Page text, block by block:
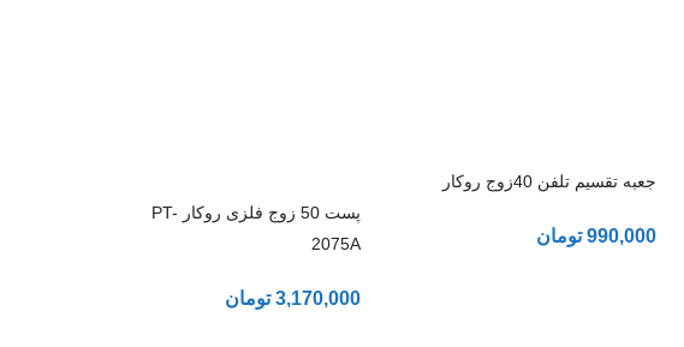
جعبه تقسیم تلفن 40زوج روکار
990,000 تومان
پست 50 زوج فلزی روکار PT-
2075A
3,170,000 تومان